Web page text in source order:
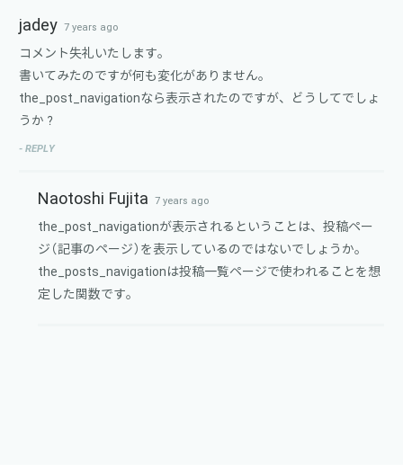
next time I comment.
jadey 7 years ago
コメント失礼いたします。
書いてみたのですが何も変化がありません。
the_post_navigationなら表示されたのですが、どうしてでしょ
うか？
- REPLY
Naotoshi Fujita 7 years ago
the_post_navigationが表示されるということは、投稿ペー
ジ（記事のページ）を表示しているのではないでしょうか。
the_posts_navigationは投稿一覧ページで使われることを想
定した関数です。